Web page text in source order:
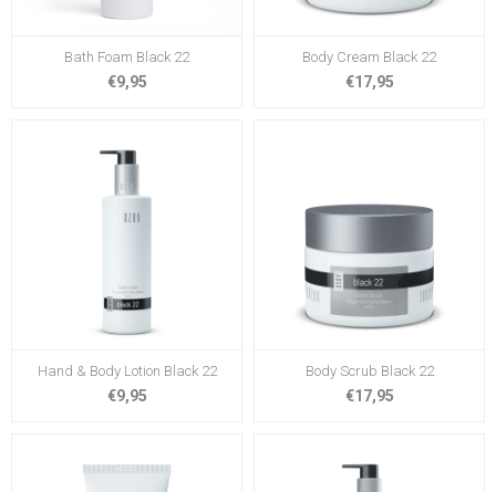
Bath Foam Black 22
€9,95
Body Cream Black 22
€17,95
Hand & Body Lotion Black 22
€9,95
Body Scrub Black 22
€17,95